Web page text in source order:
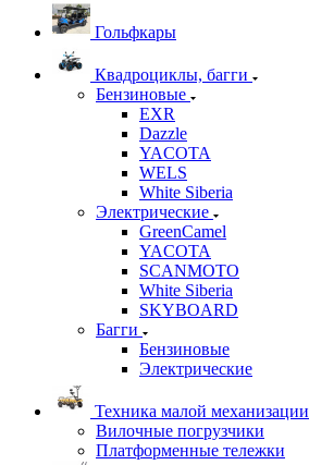
Гольфкары
Квадроциклы, багги
Бензиновые
EXR
Dazzle
YACOTA
WELS
White Siberia
Электрические
GreenCamel
YACOTA
SCANMOTO
White Siberia
SKYBOARD
Багги
Бензиновые
Электрические
Техника малой механизации
Вилочные погрузчики
Платформенные тележки